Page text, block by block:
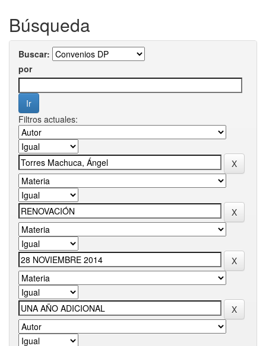
Búsqueda
Buscar:
por
Filtros actuales: